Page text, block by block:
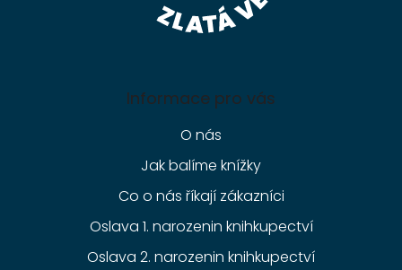
Informace pro vás
O nás
Jak balíme knížky
Co o nás říkají zákazníci
Oslava 1. narozenin knihkupectví
Oslava 2. narozenin knihkupectví